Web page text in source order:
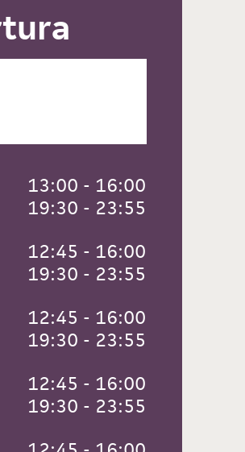
13:00 - 16:00
19:30 - 23:55
12:45 - 16:00
19:30 - 23:55
12:45 - 16:00
19:30 - 23:55
12:45 - 16:00
19:30 - 23:55